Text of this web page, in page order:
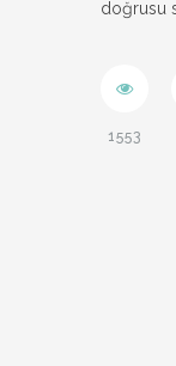
doğrusu
1553